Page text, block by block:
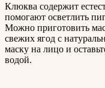
Клюква содержит
помогают осветлить
Можно приготовить
свежих ягод с
маску на лицо и
водой.